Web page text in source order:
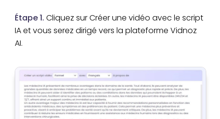
Étape 1. Cliquez sur Créer une vidéo avec le script
IA et vous serez dirigé vers la plateforme Vidnoz
AI.